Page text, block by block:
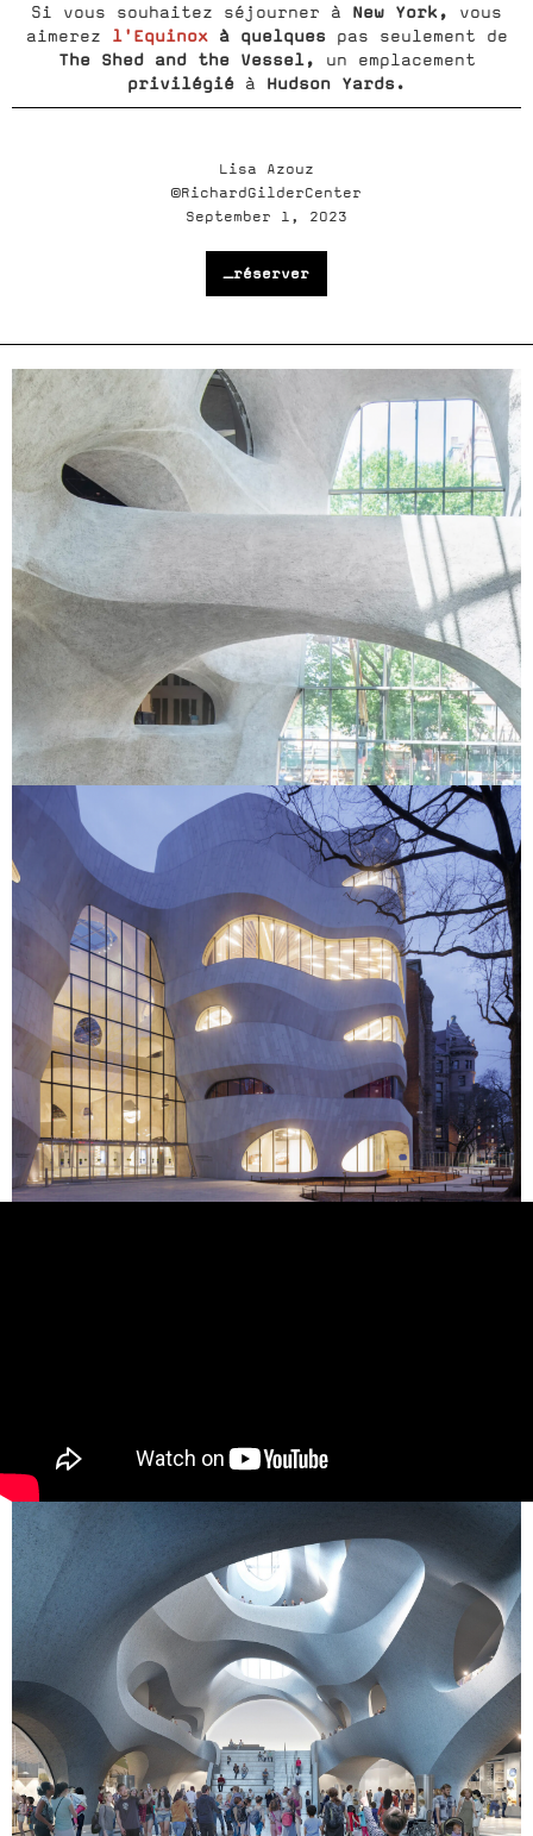
Si vous souhaitez séjourner à New York,
vous
aimerez l'Equinox à quelquespas seulement de
The Shed and the Vessel, un emplacement
privilégié à Hudson Yards.
Lisa Azouz
©RichardGilderCenter
September 1, 2023
_réserver